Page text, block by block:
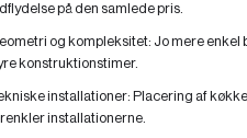
på den samlede pris.
og kompleksitet: Jo mere enkel
konstruktionstimer.
installationer: Placering af
installationerne.